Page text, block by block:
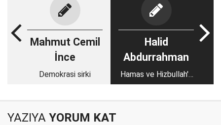
Mahmut Cemil
İnce
Demokrasi sirki
Halid
Abdurrahman
Hamas ve Hizbullah'a
dair stratejik bir
YAZIYA YORUM KAT